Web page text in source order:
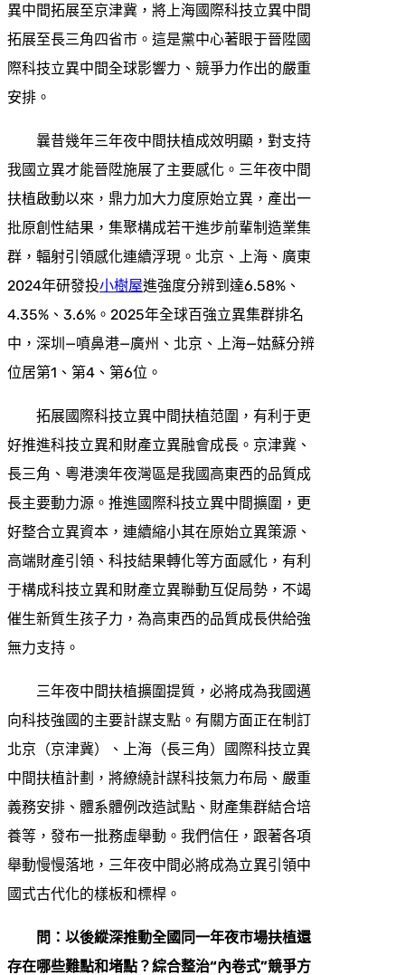
異中間拓展至京津冀，將上海國際科技立異中間
拓展至長三角四省市。這是黨中心著眼于晉陞國
際科技立異中間全球影響力、競爭力作出的嚴重
安排。
曩昔幾年三年夜中間扶植成效明顯，對支持
我國立異才能晉陞施展了主要感化。三年夜中間
扶植啟動以來，鼎力加大力度原始立異，產出一
批原創性結果，集聚構成若干進步前輩制造業集
群，輻射引領感化連續浮現。北京、上海、廣東
2024年研發投小樹屋進強度分辨到達6.58%、
4.35%、3.6%。2025年全球百強立異集群排名
中，深圳—噴鼻港—廣州、北京、上海—姑蘇分辨
位居第1、第4、第6位。
拓展國際科技立異中間扶植范圍，有利于更
好推進科技立異和財產立異融會成長。京津冀、
長三角、粵港澳年夜灣區是我國高東西的品質成
長主要動力源。推進國際科技立異中間擴圍，更
好整合立異資本，連續縮小其在原始立異策源、
高端財產引領、科技結果轉化等方面感化，有利
于構成科技立異和財產立異聯動互促局勢，不竭
催生新質生孩子力，為高東西的品質成長供給強
無力支持。
三年夜中間扶植擴圍提質，必將成為我國邁
向科技強國的主要計謀支點。有關方面正在制訂
北京（京津冀）、上海（長三角）國際科技立異
中間扶植計劃，將繚繞計謀科技氣力布局、嚴重
義務安排、體系體例改造試點、財產集群結合培
養等，發布一批務虛舉動。我們信任，跟著各項
舉動慢慢落地，三年夜中間必將成為立異引領中
國式古代化的樣板和標桿。
問：以後縱深推動全國同一年夜市場扶植還
存在哪些難點和堵點？綜合整治“內卷式”競爭方